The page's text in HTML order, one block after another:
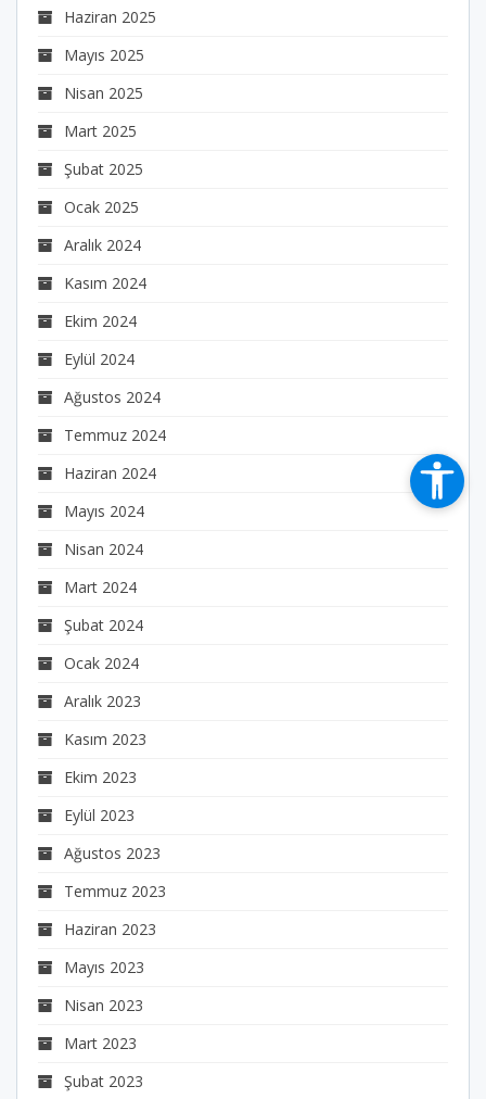
Haziran 2025
Mayıs 2025
Nisan 2025
Mart 2025
Şubat 2025
Ocak 2025
Aralık 2024
Kasım 2024
Ekim 2024
Eylül 2024
Ağustos 2024
Temmuz 2024
Haziran 2024
Mayıs 2024
Nisan 2024
Mart 2024
Şubat 2024
Ocak 2024
Aralık 2023
Kasım 2023
Ekim 2023
Eylül 2023
Ağustos 2023
Temmuz 2023
Haziran 2023
Mayıs 2023
Nisan 2023
Mart 2023
Şubat 2023